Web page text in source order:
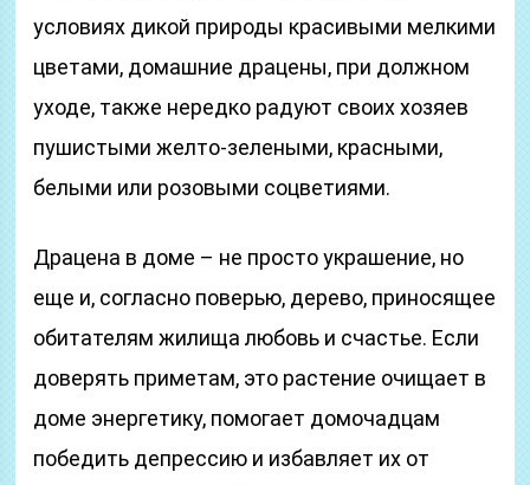
условиях дикой природы красивыми мелкими
цветами, домашние драцены, при должном
уходе, также нередко радуют своих хозяев
пушистыми желто-зелеными, красными,
белыми или розовыми соцветиями.
Драцена в доме – не просто украшение, но
еще и, согласно поверью, дерево, приносящее
обитателям жилища любовь и счастье. Если
доверять приметам, это растение очищает в
доме энергетику, помогает домочадцам
победить депрессию и избавляет их от